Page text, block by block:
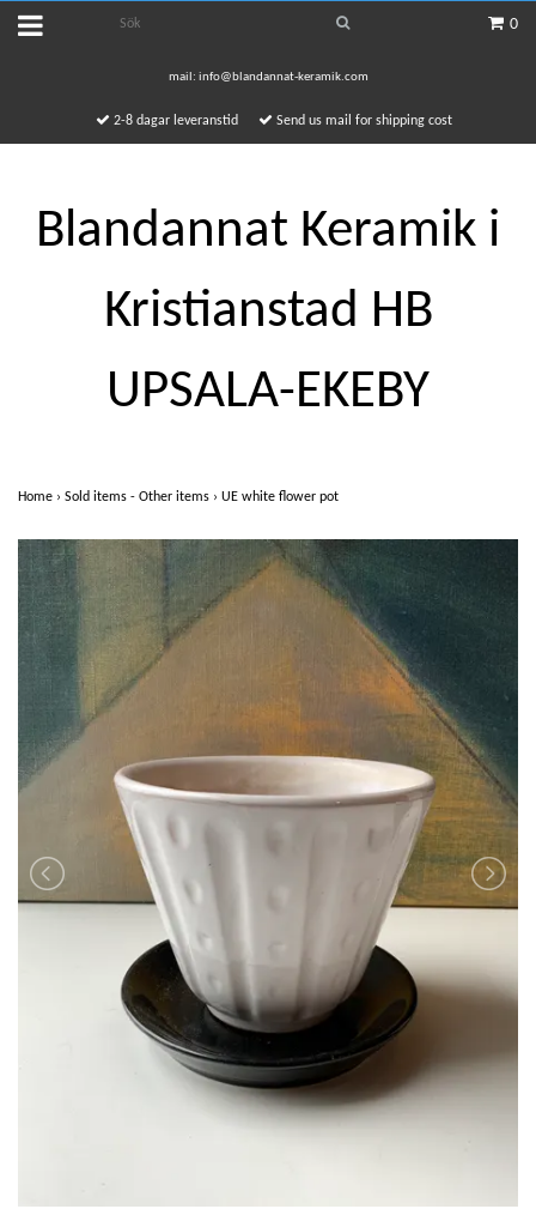
0
mail: info@blandannat-keramik.com
2-8 dagar leveranstid Send us mail for shipping cost
Blandannat Keramik i
Kristianstad HB
UPSALA-EKEBY
Home › Sold items - Other items › UE white flower pot